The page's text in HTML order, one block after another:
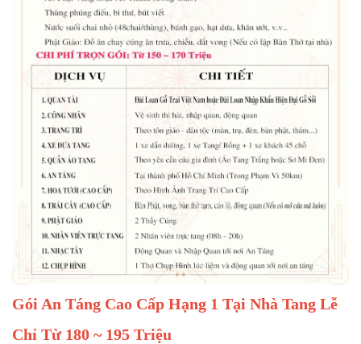
Gói An Táng Cao Cấp Hạng 1 Tại Nhà Tang Lễ
Chỉ Từ 180 ~ 195 Triệu